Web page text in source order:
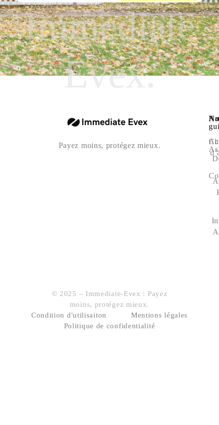
Immediate
Evex.
Payez moins, protégez mieux.
© 2025 – Immediate-Evex : Payez
moins, protégez mieux.
Condition d'utilisaiton
Mentions légales
Politique de confidentialité